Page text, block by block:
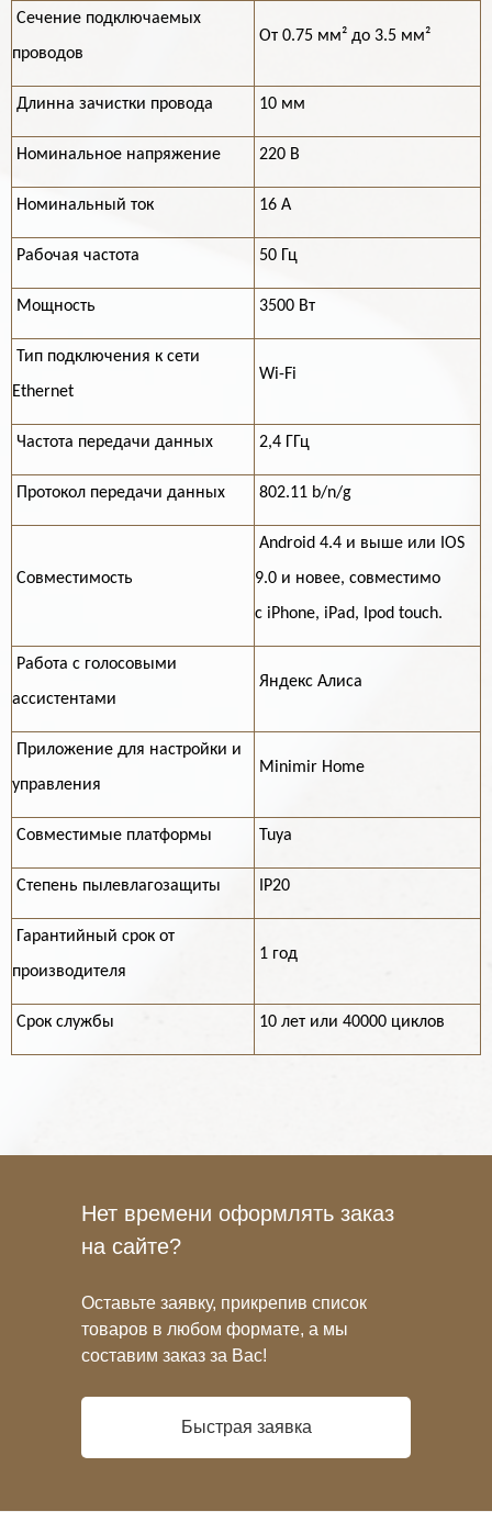
Сечение подключаемых
проводов
От 0.75 мм² до 3.5 мм²
Длинна зачистки провода 10 мм
Номинальное напряжение 220 В
Номинальный ток 16 А
Рабочая частота 50 Гц
Мощность 3500 Вт
Тип подключения к сети
Ethernet
Wi-Fi
Частота передачи данных 2,4 ГГц
Протокол передачи данных 802.11 b/n/g
Совместимость
Android 4.4 и выше или IOS
9.0 и новее, совместимо
с iPhone, iPad, Ipod touch.
Работа с голосовыми
ассистентами
Яндекс Алиса
Приложение для настройки и
управления
Minimir Home
Совместимые платформы Tuya
Степень пылевлагозащиты IP20
Гарантийный срок от
производителя
1 год
Срок службы 10 лет или 40000 циклов
Нет времени оформлять заказ
на сайте?
Оставьте заявку, прикрепив список
товаров в любом формате, а мы
составим заказ за Вас!
Быстрая заявка